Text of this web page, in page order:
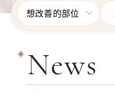
想改善的部位
News